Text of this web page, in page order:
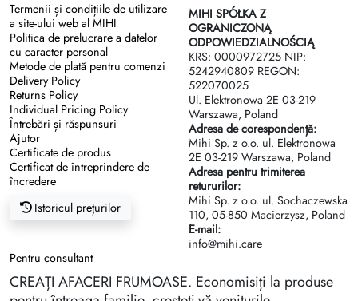
Termenii și condițiile de utilizare
a site-ului web al MIHI
Politica de prelucrare a datelor
cu caracter personal
Metode de plată pentru comenzi
Delivery Policy
Returns Policy
Individual Pricing Policy
Întrebări și răspunsuri
Ajutor
Certificate de produs
Certificat de întreprindere de
încredere
Istoricul prețurilor
MIHI SPÓŁKA Z
OGRANICZONĄ
ODPOWIEDZIALNOŚCIĄ
KRS: 0000972725 NIP:
5242940809 REGON:
522070025
Ul. Elektronowa 2Е 03-219
Warszawa, Poland
Adresa de corespondență:
Mihi Sp. z o.o. ul. Elektronowa
2Е 03-219 Warszawa, Poland
Adresa pentru trimiterea
retururilor:
Mihi Sp. z o.o. ul. Sochaczewska
110, 05-850 Macierzysz, Poland
E-mail:
info@mihi.care
Pentru consultant
CREAȚI AFACERI FRUMOASE. Economisiți la produse